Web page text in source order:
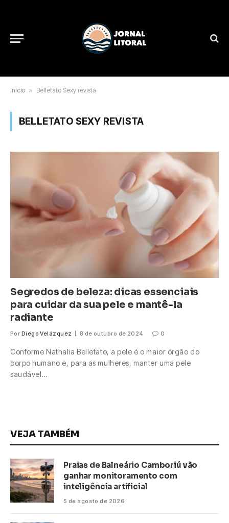
Início » Belletato Sexy revista
BELLETATO SEXY REVISTA
Segredos de beleza: dicas essenciais
para cuidar da sua pele e mantê-la
radiante
Por Diego Velázquez 8 de outubro de 2024 0
Conforme Nathalia Belletato, a pele é o maior órgão do
corpo humano e, para as mulheres, manter uma pele
saudável…
VEJA TAMBÉM
Praias de Balneário Camboriú vão
ganhar monitoramento com
inteligência artificial
5 de agosto de 2026